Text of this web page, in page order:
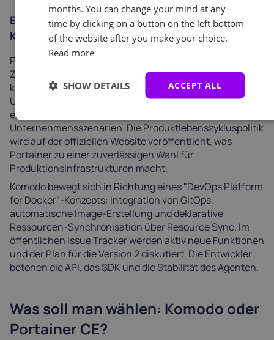
Entwicklungsfahrpläne für Portainer und
Komodo
Portainer CE entwickelt sich innerhalb des 2.33 LTS
Zweiges weiter. Das Unternehmen veröffentlicht
kontinuierlich kleinere Updates, verbessert die
Unterstützung von Podman und Kubernetes und
erweitert die Dokumentation für
Unternehmensszenarien. Die Produktlebenszykluspolitik
wird auf der offiziellen Website veröffentlicht, was
Portainer zu einer zuverlässigen Wahl für
Produktionsinfrastrukturen macht.
Komodo bewegt sich in Richtung eines "DevOps Platform
for Docker"-Konzepts: Integration von GitOps,
automatische Image-Erstellung und deklarative
Ressourcen-Synchronisation über Resource Sync. Im
öffentlichen Issue Tracker werden aktiv neue Funktionen
und der Plan für die Version 2 diskutiert. Die Entwickler
betonen die API, das SDK und die Stabilität des Agenten.
Was soll man wählen: Komodo oder
Portainer CE?
months. You can change your mind at any
time by clicking on a button on the left bottom
of the website after you make your choice.
Read more
ACCEPT ALL
SHOW DETAILS